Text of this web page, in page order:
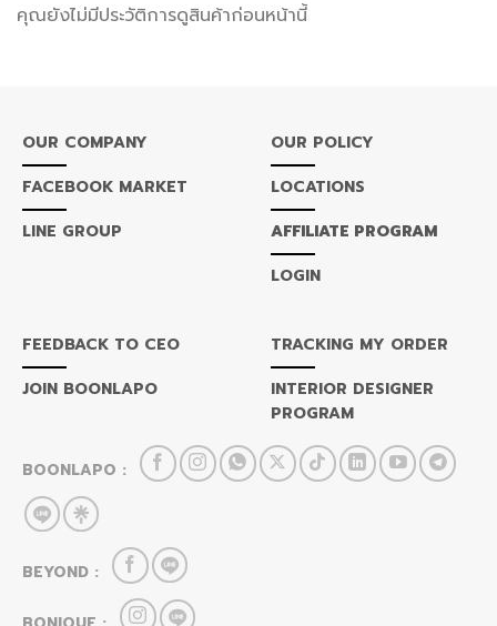
คุณยังไม่มีประวัติการดูสินค้าก่อนหน้านี้
OUR COMPANY
FACEBOOK MARKET
LINE GROUP
OUR POLICY
LOCATIONS
AFFILIATE PROGRAM
LOGIN
FEEDBACK TO CEO
JOIN BOONLAPO
TRACKING MY ORDER
INTERIOR DESIGNER
PROGRAM
BOONLAPO :
BEYOND :